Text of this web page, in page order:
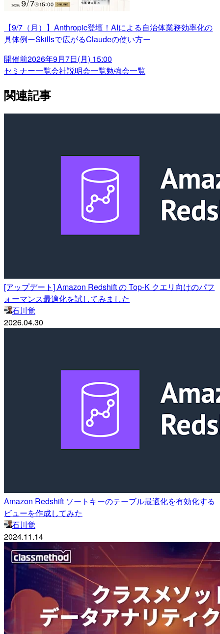
【9/7（月）】Anthropic登壇！AIによる自治体業務効率化の
具体例ーSkillsで広がるClaudeの使い方ー
開催前2026年9月7日(月) 15:00
セミナー一覧会社説明会一覧勉強会一覧
関連記事
[アップデート] Amazon Redshift の Top-K クエリ向けのパフ
ォーマンス最適化を試してみました
石川覚
2026.04.30
Amazon Redshift ソートキーのテーブル最適化を有効化する
ビューを作成してみた
石川覚
2024.11.14